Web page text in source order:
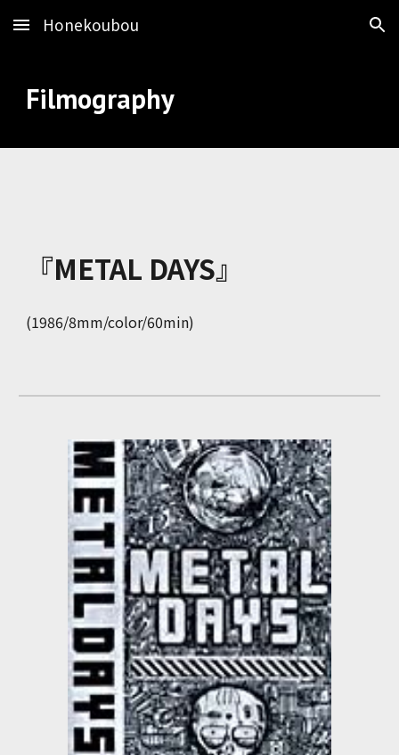
Skip to main content Skip to navigation
Honekoubou
Filmography
『METAL DAYS』
(1986/8mm/color/60min)